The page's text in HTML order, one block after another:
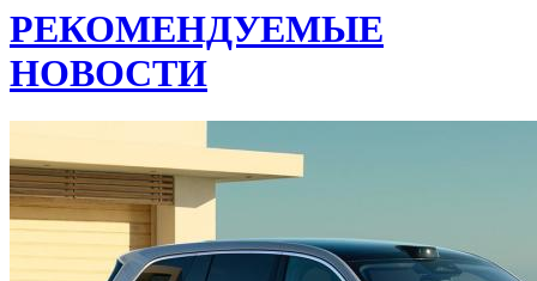
РЕКОМЕНДУЕМЫЕ
НОВОСТИ